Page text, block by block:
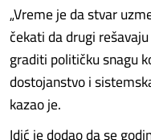
„Vreme je da stvar
čekati da drugi
graditi političku snagu
dostojanstvo i
kazao je.